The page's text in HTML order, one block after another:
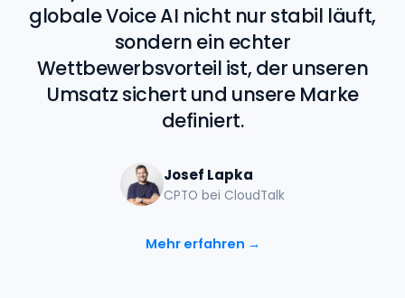
globale Voice AI nicht nur stabil läuft,
sondern ein echter
Wettbewerbsvorteil ist, der unseren
Umsatz sichert und unsere Marke
definiert.
Josef Lapka
CPTO bei CloudTalk
Mehr erfahren →